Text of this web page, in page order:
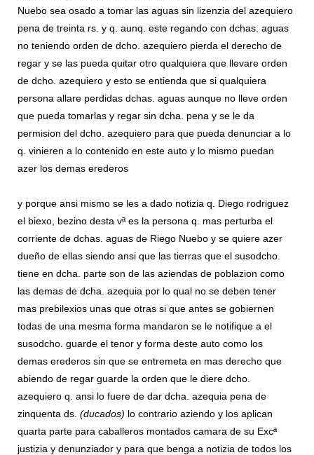
Nuebo sea osado a tomar las aguas sin lizenzia del azequiero
pena de treinta rs. y q. aunq. este regando con dchas. aguas
no teniendo orden de dcho. azequiero pierda el derecho de
regar y se las pueda quitar otro qualquiera que llevare orden
de dcho. azequiero y esto se entienda que si qualquiera
persona allare perdidas dchas. aguas aunque no lleve orden
que pueda tomarlas y regar sin dcha. pena y se le da
permision del dcho. azequiero para que pueda denunciar a lo
q. vinieren a lo contenido en este auto y lo mismo puedan
azer los demas erederos
y porque ansi mismo se les a dado notizia q. Diego rodriguez
el biexo, bezino desta vª es la persona q. mas perturba el
corriente de dchas. aguas de Riego Nuebo y se quiere azer
dueño de ellas siendo ansi que las tierras que el susodcho.
tiene en dcha. parte son de las aziendas de poblazion como
las demas de dcha. azequia por lo qual no se deben tener
mas prebilexios unas que otras si que antes se gobiernen
todas de una mesma forma mandaron se le notifique a el
susodcho. guarde el tenor y forma deste auto como los
demas erederos sin que se entremeta en mas derecho que
abiendo de regar guarde la orden que le diere dcho.
azequiero q. ansi lo fuere de dar dcha. azequia pena de
zinquenta ds. (ducados) lo contrario aziendo y los aplican
quarta parte para caballeros montados camara de su Excª
justizia y denunziador y para que benga a notizia de todos los